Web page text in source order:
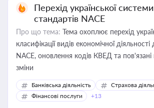
Перехід української
стандартів NACE
Про що тема: Тема охоплює перехід
класифікації видів економічної
NACE, оновлення кодів КВЕД та пов'язані
зміни
Банківська діяльність
Страхова
Фінансові послуги
+13